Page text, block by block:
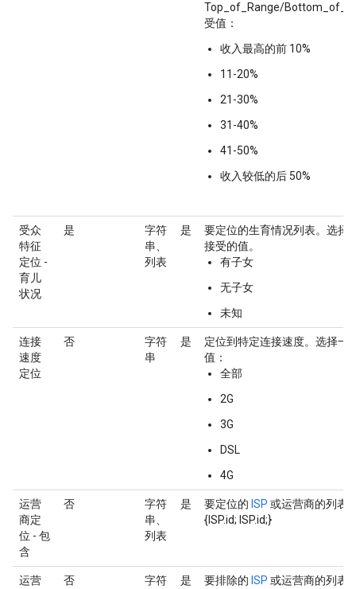
Top_of_Range/
受值：
收入最高的前 10%
11-20%
21-30%
31-40%
41-50%
收入较低的后 50%
受众
特征
定位 -
育儿
状况
是
字符
串、
列表
是
要定位的生育情况列表。选择
接受的值。
有子女
无子女
未知
连接
速度
定位
否
字符
串
是
定位到特定连接速度。选择一
值：
全部
2G
3G
DSL
4G
运营
商定
位 - 包
含
否
字符
串、
列表
是 要定位的 ISP 或运营商的列表
{ISP.id; ISP.id;}
运营 否 字符 是 要排除的 ISP 或运营商的列表